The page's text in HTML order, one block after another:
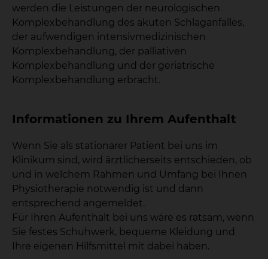
werden die Leistungen der neurologischen
Komplexbehandlung des akuten Schlaganfalles,
der aufwendigen intensivmedizinischen
Komplexbehandlung, der palliativen
Komplexbehandlung und der geriatrische
Komplexbehandlung erbracht.
Informationen zu Ihrem Aufenthalt
Wenn Sie als stationärer Patient bei uns im
Klinikum sind, wird ärztlicherseits entschieden, ob
und in welchem Rahmen und Umfang bei Ihnen
Physiotherapie notwendig ist und dann
entsprechend angemeldet.
Für Ihren Aufenthalt bei uns wäre es ratsam, wenn
Sie festes Schuhwerk, bequeme Kleidung und
Ihre eigenen Hilfsmittel mit dabei haben.